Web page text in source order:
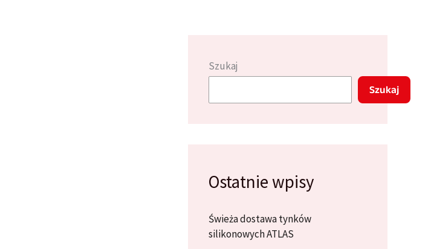
Szukaj
Szukaj
Ostatnie wpisy
Świeża dostawa tynków
silikonowych ATLAS